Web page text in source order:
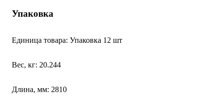
Упаковка
Единица товара: Упаковка 12 шт
Вес, кг: 20.244
Длина, мм: 2810